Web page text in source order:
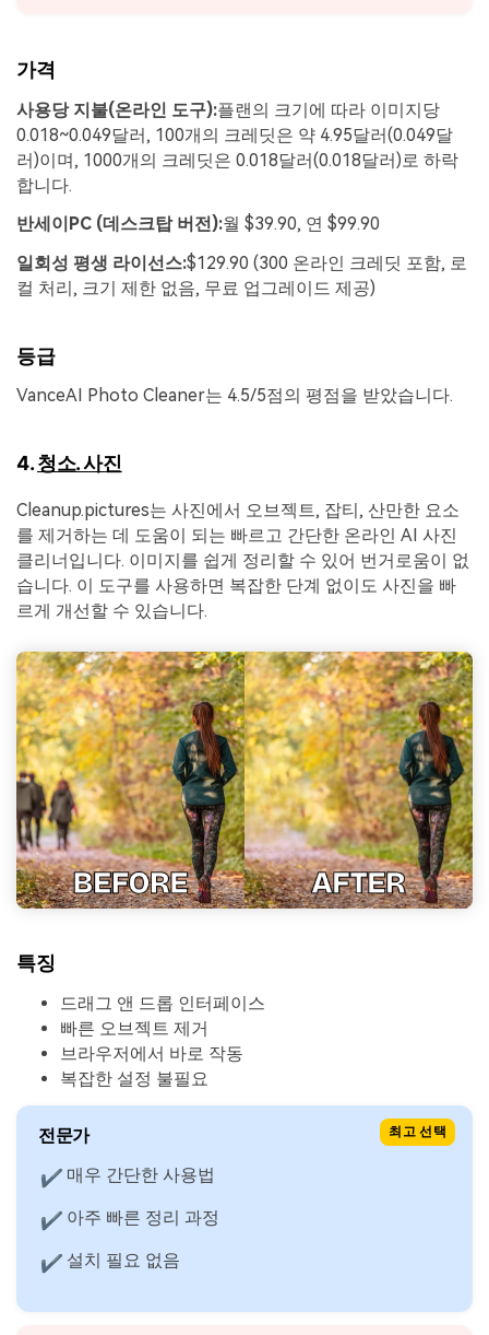
가격
사용당 지불(온라인 도구):플랜의 크기에 따라 이미지당
0.018~0.049달러, 100개의 크레딧은 약 4.95달러(0.049달
러)이며, 1000개의 크레딧은 0.018달러(0.018달러)로 하락
합니다.
반세이 PC (데스크탑 버전):월 $39.90, 연 $99.90
일회성 평생 라이선스:$129.90 (300 온라인 크레딧 포함, 로
컬 처리, 크기 제한 없음, 무료 업그레이드 제공)
등급
VanceAI Photo Cleaner는 4.5/5점의 평점을 받았습니다.
4.청소. 사진
Cleanup.pictures는 사진에서 오브젝트, 잡티, 산만한 요소
를 제거하는 데 도움이 되는 빠르고 간단한 온라인 AI 사진
클리너입니다. 이미지를 쉽게 정리할 수 있어 번거로움이 없
습니다. 이 도구를 사용하면 복잡한 단계 없이도 사진을 빠
르게 개선할 수 있습니다.
특징
드래그 앤 드롭 인터페이스
빠른 오브젝트 제거
브라우저에서 바로 작동
복잡한 설정 불필요
최고 선택
전문가
✔ 매우 간단한 사용법
✔ 아주 빠른 정리 과정
✔ 설치 필요 없음